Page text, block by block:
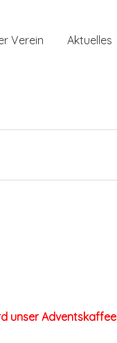
Verein Aktuelles
unser Adventskaffee